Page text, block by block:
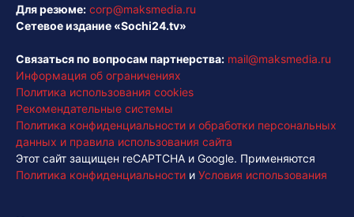
Для резюме: corp@maksmedia.ru
Сетевое издание «Sochi24.tv»
Связаться по вопросам партнерства: mail@maksmedia.ru
Информация об ограничениях
Политика использования cookies
Рекомендательные системы
Политика конфиденциальности и обработки персональных
данных и правила использования сайта
Этот сайт защищен reCAPTCHA и Google. Применяются
Политика конфиденциальности и Условия использования